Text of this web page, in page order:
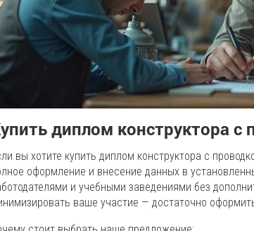
диплом конструктора с
вы хотите купить диплом конструктора с
оформление и внесение данных в
и учебными заведениями без
ваше участие — достаточно